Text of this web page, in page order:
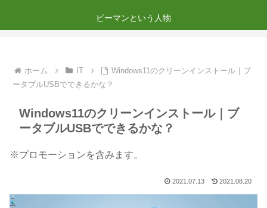
ピーマンという人物
ホーム IT
Windows11のクリーンインストール｜ブ
ータブルUSBでできるかな？
Windows11のクリーンインストール｜ブ
ータブルUSBでできるかな？
※プロモーションを含みます。
2021.07.13 2021.08.20